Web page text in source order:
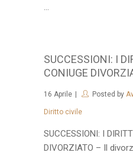
...
SUCCESSIONI: I
CONIUGE
16 Aprile Posted by
Diritto civile
SUCCESSIONI: I
DIVORZIATO – Il